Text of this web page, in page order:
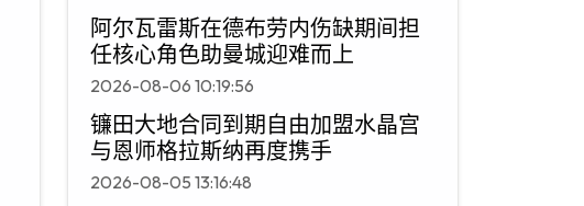
阿尔瓦雷斯在德布劳内伤缺期间担
任核心角色助曼城迎难而上
2026-08-06 10:19:56
镰田大地合同到期自由加盟水晶宫
与恩师格拉斯纳再度携手
2026-08-05 13:16:48